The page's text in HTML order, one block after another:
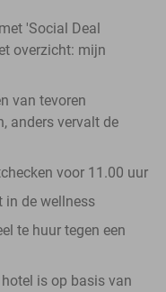
'Social Deal
overzicht: mijn
van tevoren
anders vervalt de
voor 11.00 uur
in de wellness
te huur tegen een
is op basis van